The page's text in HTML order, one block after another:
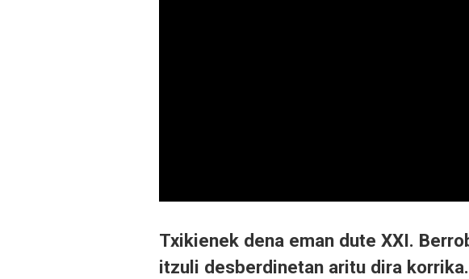
Txikienek dena eman dute XXI.
itzuli desberdinetan aritu dira korrika.